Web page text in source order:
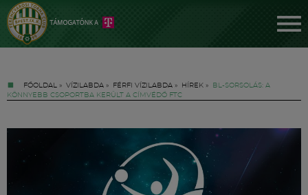
FŐOLDAL » VÍZILABDA » FÉRFI VÍZILABDA » HÍREK »
BL-SORSOLÁS: A
KÖNNYEBB CSOPORTBA KERÜLT A CÍMVÉDŐ FTC
Jegyek